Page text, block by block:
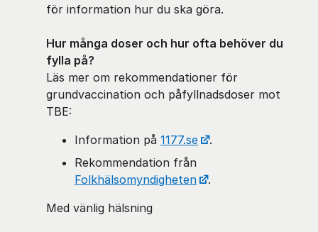
för information hur du ska göra.
Hur många doser och hur ofta behöver du
fylla på?
Läs mer om rekommendationer för
grundvaccination och påfyllnadsdoser mot
TBE:
Information på 1177.se
.
Rekommendation från
Folkhälsomyndigheten
.
Med vänlig hälsning